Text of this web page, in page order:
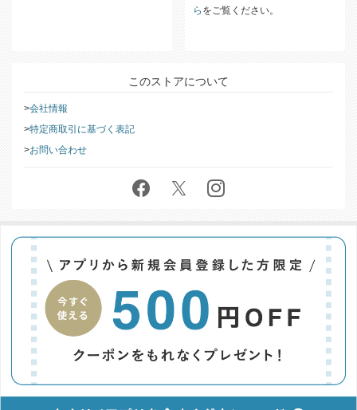
ら をご覧ください。
このストアについて
会社情報
特定商取引に基づく表記
お問い合わせ